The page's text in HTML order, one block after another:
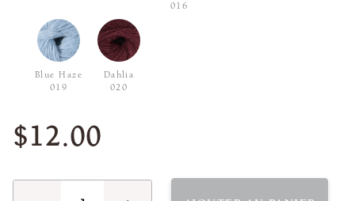
016
Blue Haze
019
Dahlia
020
$12.00